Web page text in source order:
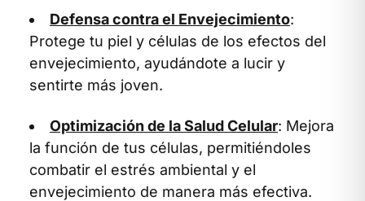
Defensa contra el Envejecimiento:
Protege tu piel y células de los efectos del
envejecimiento, ayudándote a lucir y
sentirte más joven.
Optimización de la Salud Celular: Mejora
la función de tus células, permitiéndoles
combatir el estrés ambiental y el
envejecimiento de manera más efectiva.